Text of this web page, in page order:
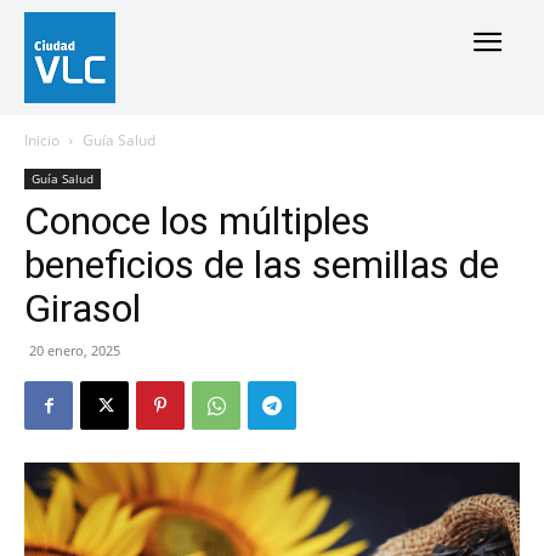
Inicio Guía Salud
Guía Salud
Conoce los múltiples
beneficios de las semillas de
Girasol
20 enero, 2025